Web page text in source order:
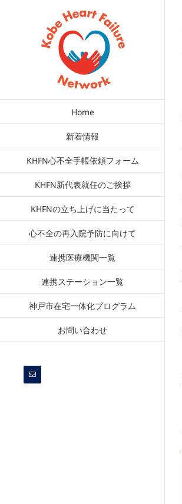
Home
新着情報
KHFN心不全手帳依頼フォーム
KHFN新代表就任のご挨拶
KHFNの立ち上げに当たって
心不全の再入院予防に向けて
連携医療機関一覧
連携ステーション一覧
神戸市在宅一体化プログラム
お問い合わせ
電
子